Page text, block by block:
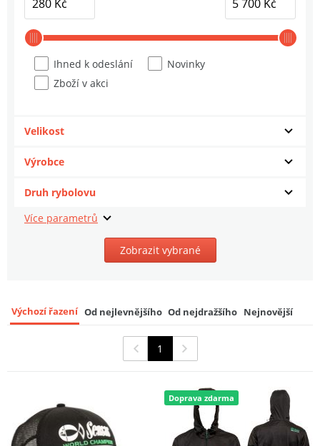
Ihned k odeslání
Novinky
Zboží v akci
Velikost
Výrobce
Druh rybolovu
Zobrazit vybrané
Výchozí řazení Od nejlevnějšího Od nejdražšího Nejnovější
1
Doprava zdarma